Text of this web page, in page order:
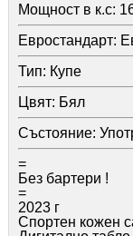
Мощност в к.с:
Евростандарт:
Тип: Купе
Цвят: Бял
Състояние:
=
Без бартери !
=
2023 г
Спортен кожен